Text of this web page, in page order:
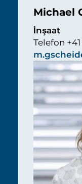
Michael
İnşaat
Telefon